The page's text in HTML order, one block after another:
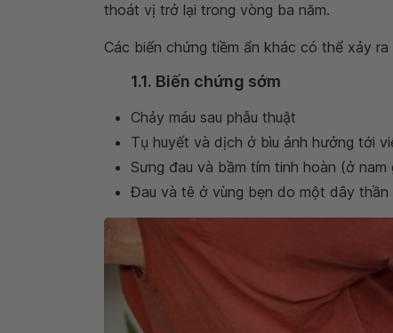
thoát vị trở lại trong vòng ba năm.
Các biến chứng tiềm ẩn khác có thể xảy
1.1. Biến chứng sớm
Chảy máu sau phẫu thuật
Tụ huyết và dịch ở bìu ảnh hưởng tới
Sưng đau và bầm tím tinh hoàn (ở nam
Đau và tê ở vùng bẹn do một dây